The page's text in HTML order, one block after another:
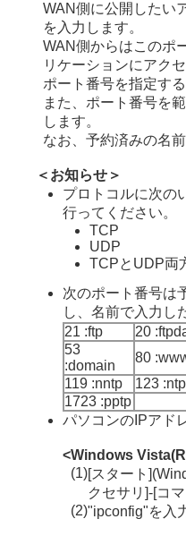
WAN側に公開したい
を入力します。
WAN側からはこのポ
リケーションにアク
ポート番号を指定す
また、ポート番号を
します。
なお、予約済みの名
＜お知らせ＞
プロトコルに次の
行ってください。
TCP
UDP
TCPとUDP両
次のポート番号は
し、名前で入力し
21 :ftp
20
53
:domain
80
119 :nntp
123 :ntp
1723 :pptp
パソコンのIPアド
<Windows
(1) [スタート
クセサリ]-[コ
(2)"ipconfig"を入